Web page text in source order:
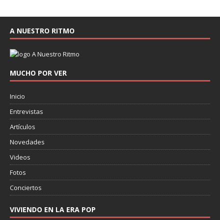
A NUESTRO RITMO
MUCHO POR VER
Inicio
Entrevistas
Artículos
Novedades
Videos
Fotos
Conciertos
VIVIENDO EN LA ERA POP